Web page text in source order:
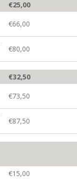
€25,00
€66,00
€80,00
€32,50
€73,50
€87,50
€15,00